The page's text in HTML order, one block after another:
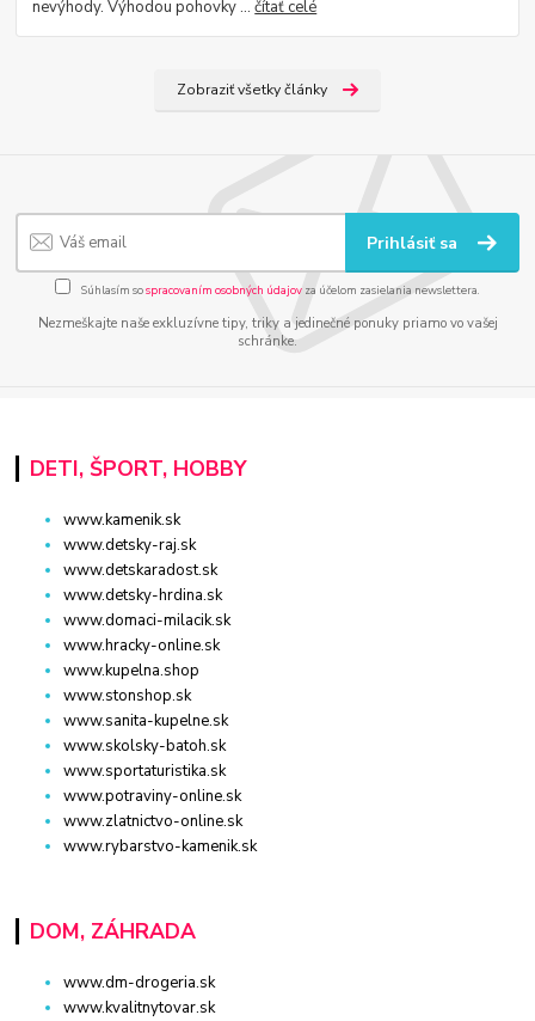
nevýhody. Výhodou pohovky ...čítať celé
Zobraziť všetky články
Prihlásiť sa
Súhlasím sospracovaním osobných údajov za účelom zasielania newslettera.
Nezmeškajte naše exkluzívne tipy, triky a jedinečné ponuky priamo vo vašej
schránke.
DETI, ŠPORT, HOBBY
www.kamenik.sk
www.detsky-raj.sk
www.detskaradost.sk
www.detsky-hrdina.sk
www.domaci-milacik.sk
www.hracky-online.sk
www.kupelna.shop
www.stonshop.sk
www.sanita-kupelne.sk
www.skolsky-batoh.sk
www.sportaturistika.sk
www.potraviny-online.sk
www.zlatnictvo-online.sk
www.rybarstvo-kamenik.sk
DOM, ZÁHRADA
www.dm-drogeria.sk
www.kvalitnytovar.sk